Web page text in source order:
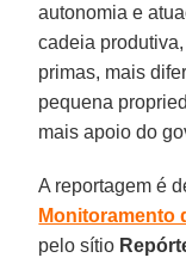
autonomia e
cadeia
primas, mais
pequena
mais apoio do
A reportagem é
Monitoramento
pelo sítio